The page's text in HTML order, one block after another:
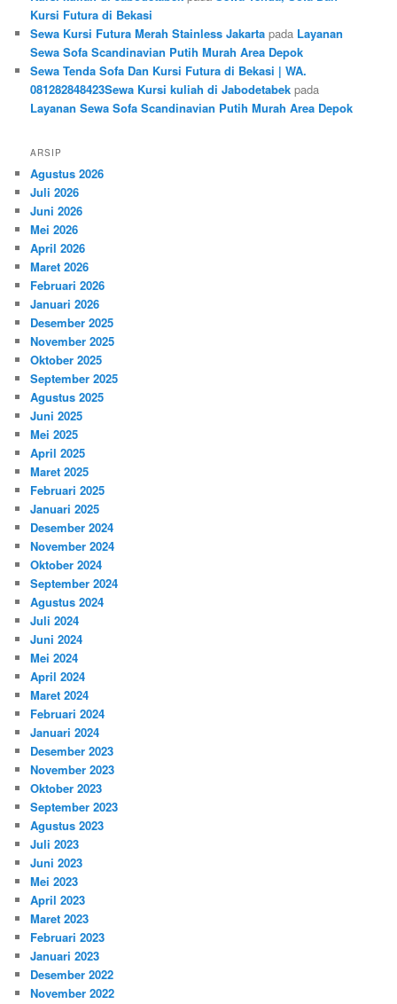
Kursi Futura di Bekasi
Sewa Kursi Futura Merah Stainless Jakarta pada Layanan
Sewa Sofa Scandinavian Putih Murah Area Depok
Sewa Tenda Sofa Dan Kursi Futura di Bekasi | WA.
081282848423Sewa Kursi kuliah di Jabodetabek pada
Layanan Sewa Sofa Scandinavian Putih Murah Area Depok
ARSIP
Agustus 2026
Juli 2026
Juni 2026
Mei 2026
April 2026
Maret 2026
Februari 2026
Januari 2026
Desember 2025
November 2025
Oktober 2025
September 2025
Agustus 2025
Juni 2025
Mei 2025
April 2025
Maret 2025
Februari 2025
Januari 2025
Desember 2024
November 2024
Oktober 2024
September 2024
Agustus 2024
Juli 2024
Juni 2024
Mei 2024
April 2024
Maret 2024
Februari 2024
Januari 2024
Desember 2023
November 2023
Oktober 2023
September 2023
Agustus 2023
Juli 2023
Juni 2023
Mei 2023
April 2023
Maret 2023
Februari 2023
Januari 2023
Desember 2022
November 2022